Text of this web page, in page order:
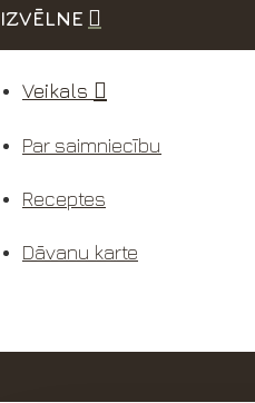
IZVĒLNE
Veikals
Par saimniecību
Receptes
Dāvanu karte